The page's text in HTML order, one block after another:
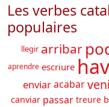
Les verbes
populaires
llegir arribar
aprendre escriure
enviaracabar
canviar passar treure